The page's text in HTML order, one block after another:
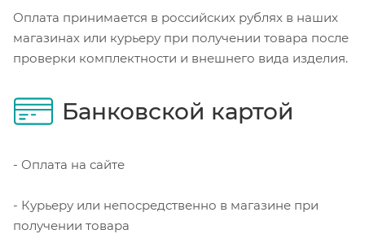
Оплата принимается в российских рублях в наших
магазинах или курьеру при получении товара после
проверки комплектности и внешнего вида изделия.
Банковской картой
- Оплата на сайте
- Курьеру или непосредственно в магазине при
получении товара